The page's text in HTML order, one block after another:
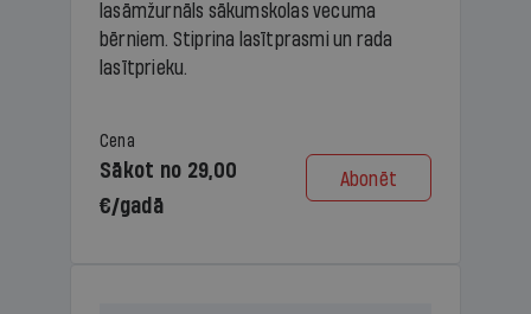
lasāmžurnāls sākumskolas vecuma
bērniem. Stiprina lasītprasmi un rada
lasītprieku.
Cena
Sākot no 29,00
€/gadā
Abonēt